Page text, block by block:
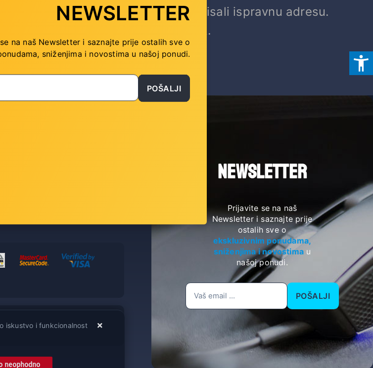
ili obrisana. Provjerite da li ste upisali ispravnu adresu.
stranicu, kliknite gumb Povratak.
U TRGOVINU
NEWSLETTER
Prijavite se na naš
Newsletter i saznajte prije
ostalih sve o
ekskluzivnim ponudama,
sniženjima i novostima u
našoj ponudi.
POŠALJI
NEWSLETTER
na naš Newsletter i saznajte prije ostalih sve o
sniženjima i novostima u našoj ponudi.
POŠALJI
iskustvo i funkcionalnost
neophodno